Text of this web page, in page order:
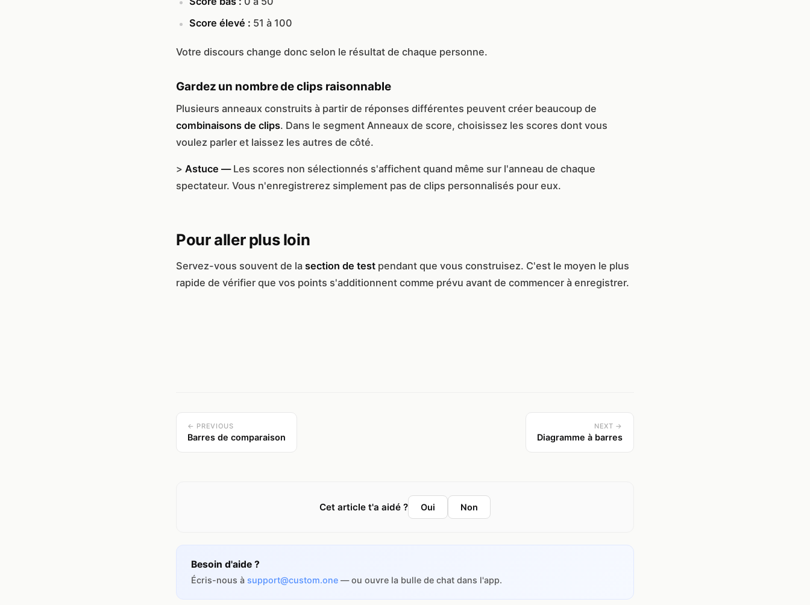
Score élevé : 51 à 100
Votre discours change donc selon le résultat de chaque personne.
Gardez un nombre de clips raisonnable
Plusieurs anneaux construits à partir de réponses différentes peuvent créer beaucoup de
combinaisons de clips. Dans le segment Anneaux de score, choisissez les scores dont vous
voulez parler et laissez les autres de côté.
> Astuce —Les scores non sélectionnés s'affichent quand même sur l'anneau de chaque
spectateur. Vous n'enregistrerez simplement pas de clips personnalisés pour eux.
Pour aller plus loin
Servez-vous souvent de la section de test pendant que vous construisez. C'est le moyen le plus
rapide de vérifier que vos points s'additionnent comme prévu avant de commencer à enregistrer.
← PREVIOUS
Barres de comparaison
NEXT →
Diagramme à barres
Cet article t'a aidé ? Oui Non
Besoin d'aide ?
Écris-nous à support@custom.one — ou ouvre la bulle de chat dans l'app.